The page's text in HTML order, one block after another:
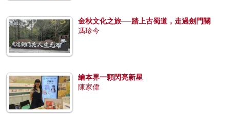
金秋文化之旅──踏上古蜀道，走過劍門關
馮珍今
繪本界一顆閃亮新星
陳家偉